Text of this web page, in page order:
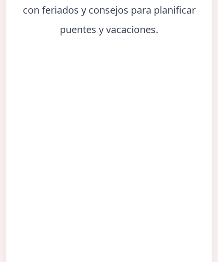
con feriados y consejos para planificar
puentes y vacaciones.